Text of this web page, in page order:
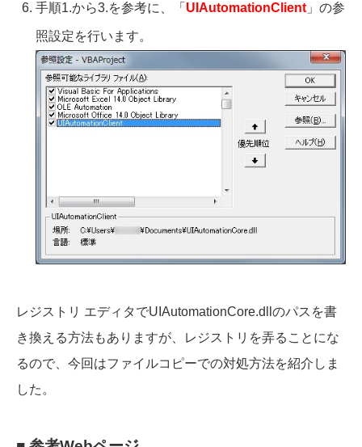
手順1.から3.を参考に、「 UIAutomationClient 」の参
照設定を行います。
レジストリ エディタでUIAutomationCore.dllのパスを書
き換える方法もありますが、レジストリを弄ることにな
るので、今回はファイルコピーでの対処方法を紹介しま
した。